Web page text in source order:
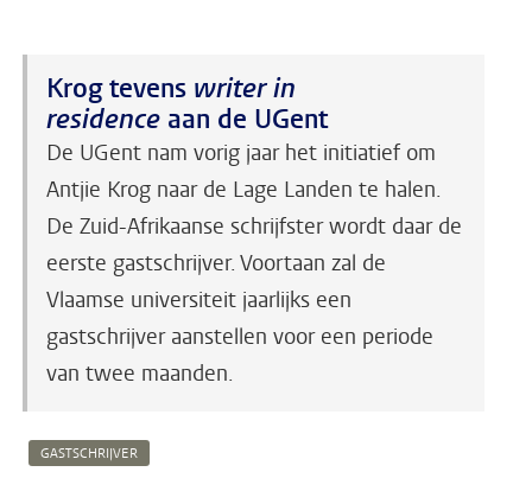
Krog tevens writer in
residence aan de UGent
De UGent nam vorig jaar het initiatief om
Antjie Krog naar de Lage Landen te halen.
De Zuid-Afrikaanse schrijfster wordt daar de
eerste gastschrijver. Voortaan zal de
Vlaamse universiteit jaarlijks een
gastschrijver aanstellen voor een periode
van twee maanden.
GASTSCHRIJVER